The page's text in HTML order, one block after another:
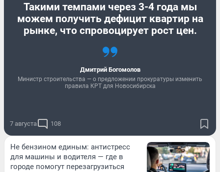
Такими темпами через 3-4 года мы
можем получить дефицит квартир на
рынке, что спровоцирует рост цен.
Дмитрий Богомолов
Министр строительства — о предложении прокуратуры изменить
правила КРТ для Новосибирска
7 августа 108
Не бензином единым: антистресс
для машины и водителя — где в
городе помогут перезагрузиться